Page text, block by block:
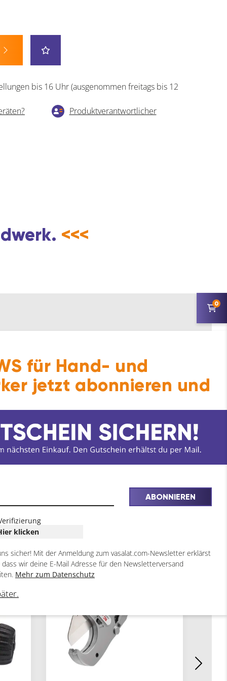
bis 16 Uhr (ausgenommen freitags bis 12
Produktverantwortlicher
<<<
0
für Hand- und
jetzt abonnieren und
ABONNIEREN
klicken
sicher! Mit der Anmeldung zum vasalat.com-Newsletter erklärst
wir deine E-Mail Adresse für den Newsletterversand
Mehr zum Datenschutz